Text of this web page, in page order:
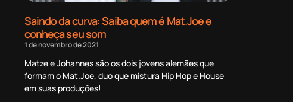
Saindo da curva: Saiba quem é Mat.Joe e
conheça seu som
1 de novembro de 2021
Matze e Johannes são os dois jovens alemães que
formam o Mat.Joe, duo que mistura Hip Hop e House
em suas produções!